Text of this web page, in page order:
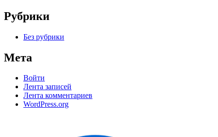
Рубрики
Без рубрики
Мета
Войти
Лента записей
Лента комментариев
WordPress.org